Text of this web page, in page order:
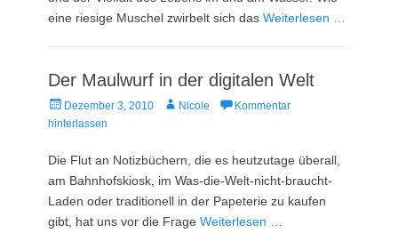
eine riesige Muschel zwirbelt sich das Weiterlesen …
Der Maulwurf in der digitalen Welt
Veröffentlicht
am
Dezember 3, 2010 AutorNicole
Kommentar
hinterlassen
Die Flut an Notizbüchern, die es heutzutage überall,
am Bahnhofskiosk, im Was-die-Welt-nicht-braucht-
Laden oder traditionell in der Papeterie zu kaufen
gibt, hat uns vor die Frage Weiterlesen …